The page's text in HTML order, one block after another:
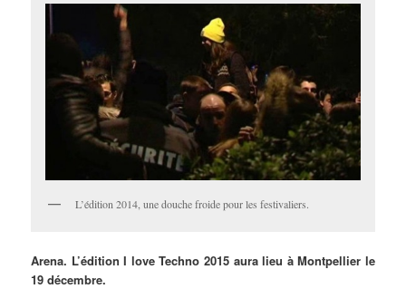
L’édition 2014, une douche froide pour les festivaliers.
Arena. L’édition I love Techno 2015 aura lieu à Montpellier le
19 décembre.